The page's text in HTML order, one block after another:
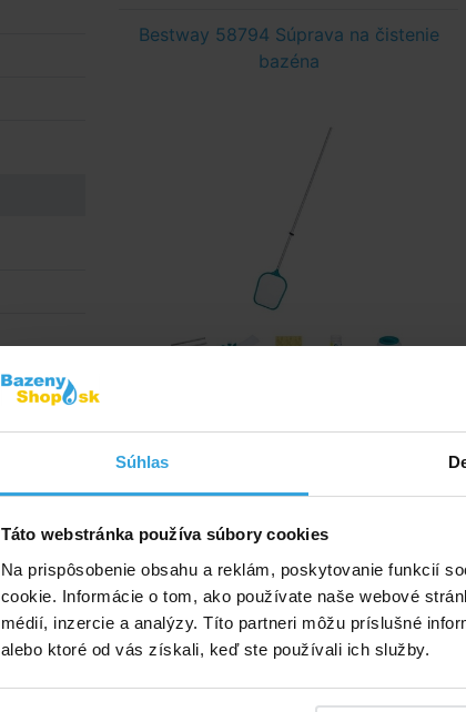
Súhlas
Táto webstránka používa súbory cookies
Na prispôsobenie obsahu a reklám, poskytovanie funkcií
cookie. Informácie o tom, ako používate naše webové
médií, inzercie a analýzy. Títo partneri môžu príslušné
alebo ktoré od vás získali, keď ste používali ich služby.
Bestway 58794 Súprava na čistenie
bazéna
v utorok u vás
25,83 EUR
Bestway 58234 Vysávač pool cleaning